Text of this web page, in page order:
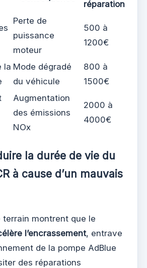
réparation
Perte de
puissance
moteur
500 à
1200€
la Mode dégradé
du véhicule
800 à
1500€
Augmentation
des émissions
NOx
2000 à
4000€
la durée de vie du
à cause d’un mauvais
terrain montrent que le
l’encrassement, entrave
de la pompe AdBlue
des réparations